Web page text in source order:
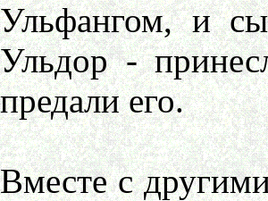
Ульфангом, и
Ульдор -
предали его.
Вместе с